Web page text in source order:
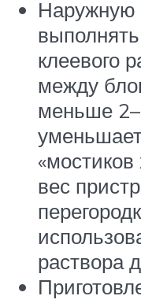
Наружную
клеевого
между
меньше
вес
раствора